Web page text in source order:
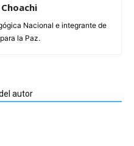
Nacional e integrante de
la Paz.
autor